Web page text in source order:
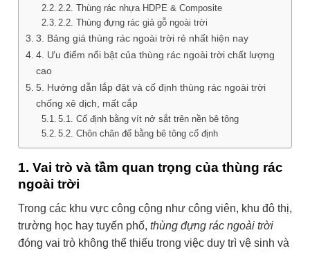
2.2. Thùng rác nhựa HDPE & Composite
2.2. Thùng đựng rác giả gỗ ngoài trời
3. Bảng giá thùng rác ngoài trời rẻ nhất hiện nay
4. Ưu điểm nổi bật của thùng rác ngoài trời chất lượng
cao
5. Hướng dẫn lắp đặt và cố định thùng rác ngoài trời
chống xê dịch, mất cắp
5.1. Cố định bằng vít nở sắt trên nền bê tông
5.2. Chôn chân đế bằng bê tông cố định
1. Vai trò và tầm quan trọng của thùng rác
ngoài trời
Trong các khu vực công cộng như công viên, khu đô thị,
trường học hay tuyến phố, thùng đựng rác ngoài trời
đóng vai trò không thể thiếu trong việc duy trì vệ sinh và